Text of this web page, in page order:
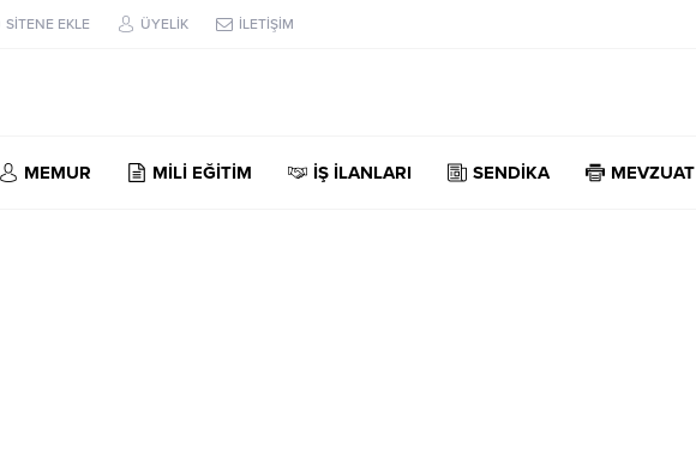
SİTENE EKLE ÜYELİK İLETİŞİM
MEMUR MİLİ EĞİTİM İŞ İLANLARI SENDİKA MEVZUAT